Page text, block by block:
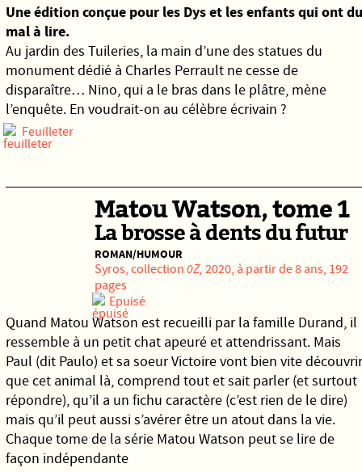
Une édition conçue pour les Dys et les enfants qui ont du
mal à lire.
Au jardin des Tuileries, la main d’une des statues du
monument dédié à Charles Perrault ne cesse de
disparaître… Nino, qui a le bras dans le plâtre, mène
l’enquête. En voudrait-on au célèbre écrivain ?
Feuilleter
Matou Watson, tome 1
La brosse à dents du futur
ROMAN/HUMOUR
Syros, collection 0Z, 2020, à partir de 8 ans, 192
pages
Epuisé
Quand Matou Watson est recueilli par la famille Durand, il
ressemble à un petit chat apeuré et attendrissant. Mais
Paul (dit Paulo) et sa soeur Victoire vont bien vite découvrir
que cet animal là, comprend tout et sait parler (et surtout
répondre), qu’il a un fichu caractère (c’est rien de le dire)
mais qu’il peut aussi s’avérer être un atout dans la vie.
Chaque tome de la série Matou Watson peut se lire de
façon indépendante